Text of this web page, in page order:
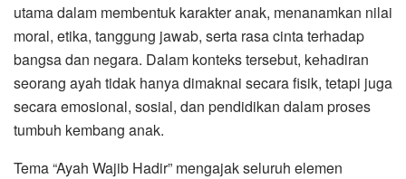
utama dalam membentuk karakter anak, menanamkan nilai
moral, etika, tanggung jawab, serta rasa cinta terhadap
bangsa dan negara. Dalam konteks tersebut, kehadiran
seorang ayah tidak hanya dimaknai secara fisik, tetapi juga
secara emosional, sosial, dan pendidikan dalam proses
tumbuh kembang anak.
Tema “Ayah Wajib Hadir” mengajak seluruh elemen